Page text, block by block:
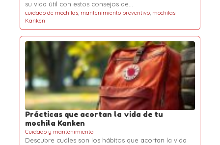
su vida útil con estos consejos de…
cuidado de mochilas, mantenimiento preventivo, mochilas
Kanken
Prácticas que acortan la vida de tu
mochila Kanken
Cuidado y mantenimiento
Descubre cuáles son los hábitos que acortan la vida